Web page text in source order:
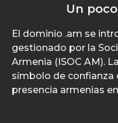
Un
El dominio .am se
gestionado por la
Armenia (ISOC AM).
símbolo de confianza
presencia armenias